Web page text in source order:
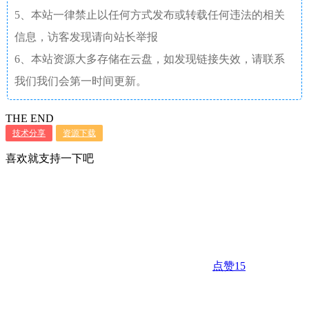
5、本站一律禁止以任何方式发布或转载任何违法的相关
信息，访客发现请向站长举报
6、本站资源大多存储在云盘，如发现链接失效，请联系
我们我们会第一时间更新。
THE END
技术分享 资源下载
喜欢就支持一下吧
点赞15